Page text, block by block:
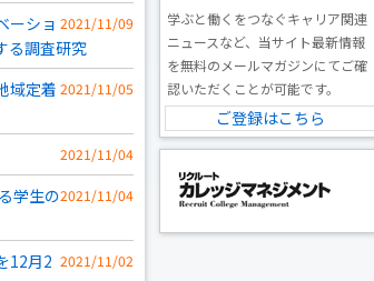
学ぶと働くをつなぐキャリア関連
ニュースなど、当サイト最新情報
を無料のメールマガジンにてご確
認いただくことが可能です。
ご登録はこちら
2021/11/09
ーショ
る調査研究
2021/11/05
域定着
2021/11/04
2021/11/04
学生の
2021/11/02
12月2